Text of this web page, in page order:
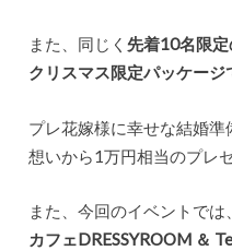
また、同じく先着10名限
クリスマス限定パッケージ
プレ花嫁様に幸せな結婚準
想いから1万円相当のプレ
また、今回のイベントでは
カフェDRESSYROOM ＆